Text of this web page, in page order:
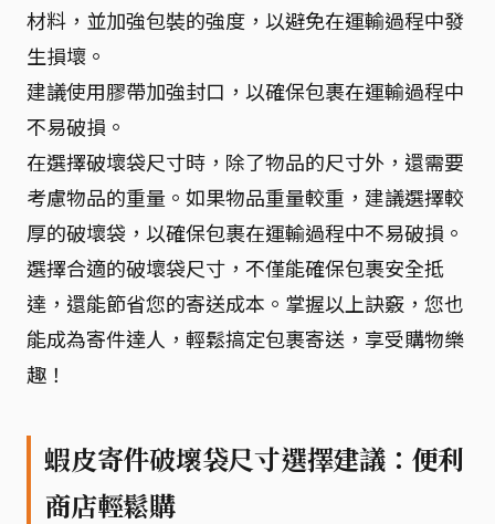
材料，並加強包裝的強度，以避免在運輸過程中發
生損壞。
建議使用膠帶加強封口，以確保包裹在運輸過程中
不易破損。
在選擇破壞袋尺寸時，除了物品的尺寸外，還需要
考慮物品的重量。如果物品重量較重，建議選擇較
厚的破壞袋，以確保包裹在運輸過程中不易破損。
選擇合適的破壞袋尺寸，不僅能確保包裹安全抵
達，還能節省您的寄送成本。掌握以上訣竅，您也
能成為寄件達人，輕鬆搞定包裹寄送，享受購物樂
趣！
蝦皮寄件破壞袋尺寸選擇建議：便利
商店輕鬆購